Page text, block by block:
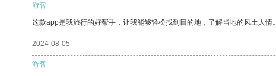
游客
这款app是我旅行的好帮手，让我能够轻松找到目的地，了解当地的风土人情。
2024-08-05
游客